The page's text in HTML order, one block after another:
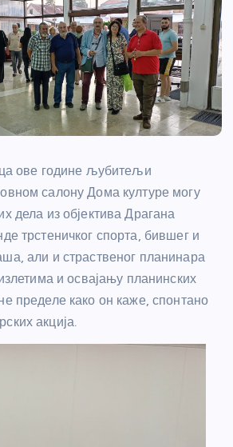
ове године љубитељи
салону Дома културе могу
дела из објектива Драгана
трстеничког спорта, бившег и
али и страственог планинара
и освајању планинских
пределе како он каже, спонтано
акција.